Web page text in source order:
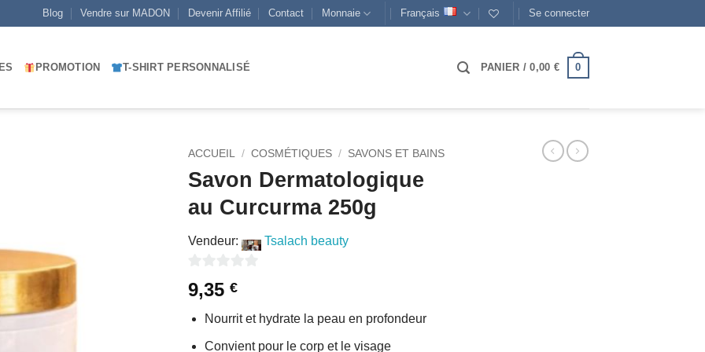
Blog Vendre sur MADON Devenir Affilié Contact Monnaie Français Se connecter
PROMOTION T-SHIRT PERSONNALISÉ PANIER /0,00 € 0
ACCUEIL / COSMÉTIQUES / SAVONS ET BAINS
Savon Dermatologique
au Curcurma 250g
Vendeur: Tsalach beauty
sur
5
9,35 €
Nourrit et hydrate la peau en profondeur
Convient pour le corp et le visage